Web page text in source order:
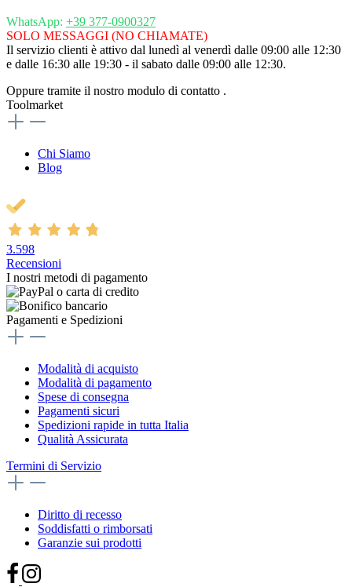
WhatsApp: +39 377-0900327
SOLO MESSAGGI (NO CHIAMATE)
Il servizio clienti è attivo dal lunedì al venerdì dalle 09:00 alle 12:30
e dalle 16:30 alle 19:30 - il sabato dalle 09:00 alle 12:30.
Oppure tramite il nostro modulo di contatto .
Toolmarket
Chi Siamo
Blog
3.598
Recensioni
I nostri metodi di pagamento
Pagamenti e Spedizioni
Modalità di acquisto
Modalità di pagamento
Spese di consegna
Pagamenti sicuri
Spedizioni rapide in tutta Italia
Qualità Assicurata
Termini di Servizio
Diritto di recesso
Soddisfatti o rimborsati
Garanzie sui prodotti